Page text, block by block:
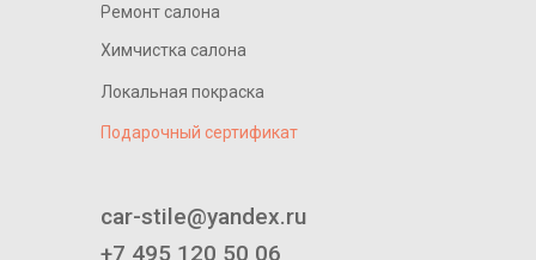
car-stile@yandex.ru
+7 495 120 50 06
Локальная покраска
Подарочный сертификат
Химчистка салона
Ремонт салона